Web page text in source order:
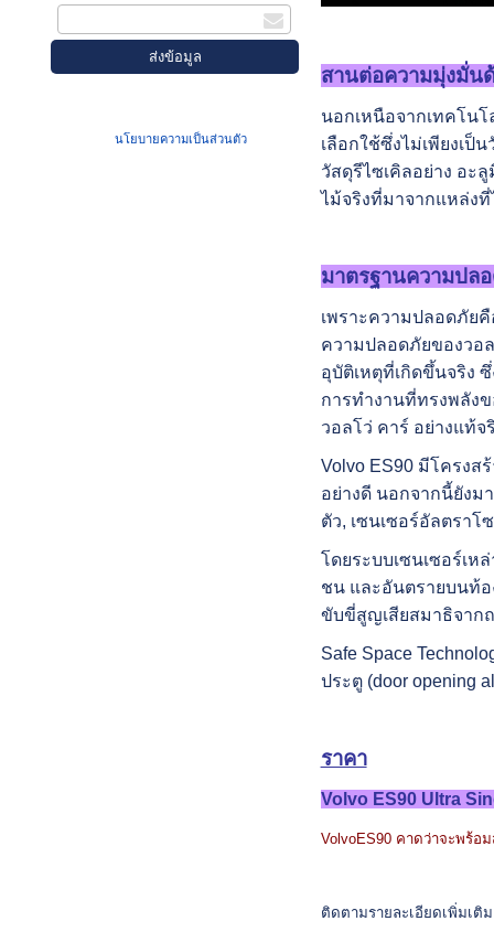
นโยบายความเป็นส่วนตัว
สานต่อความมุ่งมั่น
นอกเหนือจากเทคโน
เลือกใช้ซึ่งไม่เพียงเ
วัสดุรีไซเคิลอย่าง อะ
ไม้จริงที่มาจากแหล่งที่
มาตรฐานความปล
เพราะความปลอดภัย
ความปลอดภัยของวอ
อุบัติเหตุที่เกิดขึ้นจริง
การทำงานที่ทรงพลัง
วอลโว่ คาร์ อย่างแท้จ
Volvo ES90 มีโครง
อย่างดี นอกจากนี้ยังม
ตัว, เซนเซอร์อัลตราโ
โดยระบบเซนเซอร์เ
ชน และอันตรายบนท้อ
ขับขี่สูญเสียสมาธิจาก
Safe Space
ประตู (door opening
ราคา
Volvo ES90 Ultra
VolvoES90 คาดว่าจะพร้
ติดตามรายละเอียดเพิ่มเติ